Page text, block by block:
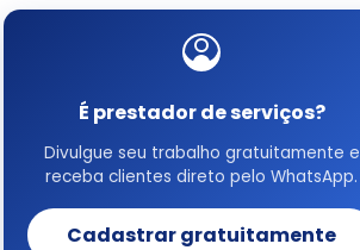
É prestador de serviços?
Divulgue seu trabalho gratuitamente e
receba clientes direto pelo WhatsApp.
Cadastrar gratuitamente